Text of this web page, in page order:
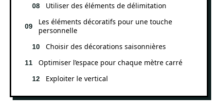
Utiliser des éléments de délimitation
Les éléments décoratifs pour une touche
personnelle
Choisir des décorations saisonnières
Optimiser l’espace pour chaque mètre carré
Exploiter le vertical